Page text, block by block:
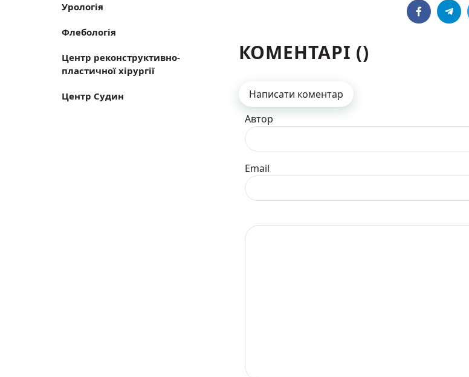
Урологія
Флебологія
Центр реконструктивно-
пластичної хірургії
Центр Судин
КОМЕНТАРІ ()
Написати коментар
Автор
Email